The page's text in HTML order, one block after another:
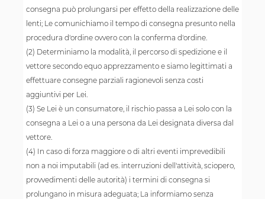
consegna può prolungarsi per effetto della realizzazione delle
lenti; Le comunichiamo il tempo di consegna presunto nella
procedura d'ordine ovvero con la conferma d'ordine.
(2) Determiniamo la modalità, il percorso di spedizione e il
vettore secondo equo apprezzamento e siamo legittimati a
effettuare consegne parziali ragionevoli senza costi
aggiuntivi per Lei.
(3) Se Lei è un consumatore, il rischio passa a Lei solo con la
consegna a Lei o a una persona da Lei designata diversa dal
vettore.
(4) In caso di forza maggiore o di altri eventi imprevedibili
non a noi imputabili (ad es. interruzioni dell'attività, sciopero,
provvedimenti delle autorità) i termini di consegna si
prolungano in misura adeguata; La informiamo senza